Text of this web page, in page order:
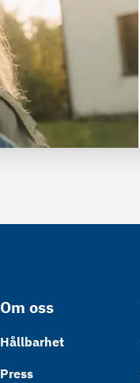
Om oss
Hållbarhet
Press